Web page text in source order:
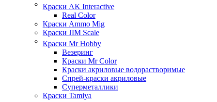
Краски AK Interactive
Real Color
Краски Ammo Mig
Краски JIM Scale
Краски Mr Hobby
Везеринг
Краски Mr Color
Краски акриловые водорастворимые
Спрей-краски акриловые
Суперметаллики
Краски Tamiya